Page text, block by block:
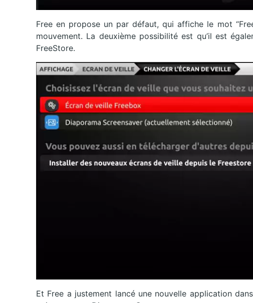
Free en propose un par défaut, qui affiche le mot
mouvement. La deuxième possibilité est qu’il est
FreeStore.
Et Free a justement lancé une nouvelle application